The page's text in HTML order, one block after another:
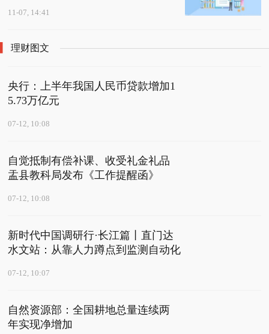
11-07, 14:41
理财图文
央行：上半年我国人民币贷款增加1
5.73万亿元
07-12, 10:08
自觉抵制有偿补课、收受礼金礼品
盂县教科局发布《工作提醒函》
07-12, 10:08
新时代中国调研行·长江篇丨直门达
水文站：从靠人力蹲点到监测自动化
07-12, 10:07
自然资源部：全国耕地总量连续两
年实现净增加